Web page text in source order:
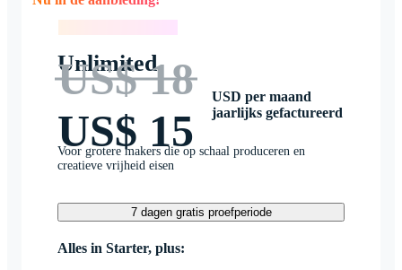
Unlimited
US$ 18
US$ 15
USD per maand
jaarlijks gefactureerd
Voor grotere makers die op schaal produceren en
creatieve vrijheid eisen
7 dagen gratis proefperiode
Alles in Starter, plus: